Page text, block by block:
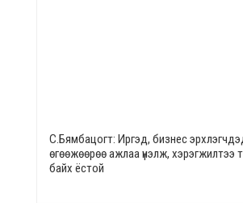
С.Бямбацогт: Иргэд, бизнес
өгөөжөөрөө ажлаа үнэлж, хэрэгжилтээ
байх ёстой